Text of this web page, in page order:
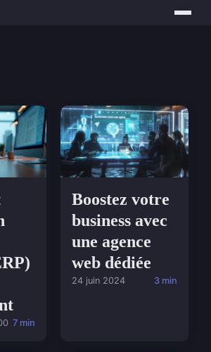
7 min
Boostez votre
business avec
une agence
web dédiée
24 juin 2024 3 min